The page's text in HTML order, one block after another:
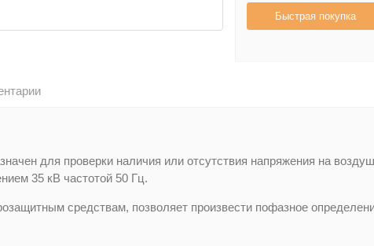
Быстрая покупка
для проверки наличия или отсутствия напряжения на
35 кВ частотой 50 Гц.
средствам, позволяет произвести пофазное